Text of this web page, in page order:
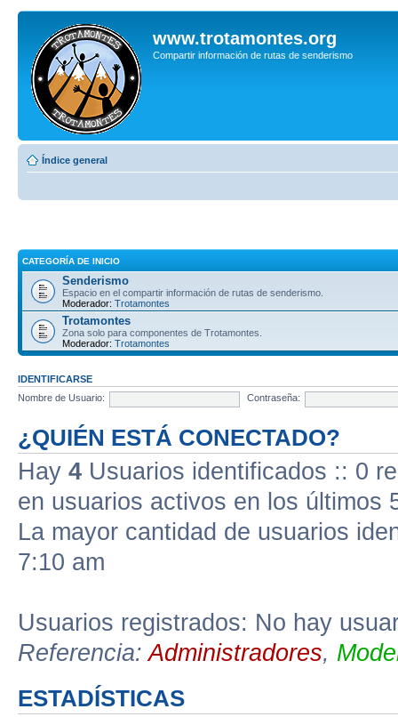
www.trotamontes.org
Compartir información de rutas de senderismo
Índice general
CATEGORÍA DE INICIO
Senderismo
Espacio en el compartir información de rutas de senderismo.
Moderador: Trotamontes
Trotamontes
Zona solo para componentes de Trotamontes.
Moderador: Trotamontes
IDENTIFICARSE
Nombre de Usuario:
Contraseña:
¿QUIÉN ESTÁ CONECTADO?
Hay 4 Usuarios identificados :: 0
en usuarios activos en los últimos
La mayor cantidad de usuarios
7:10 am
Usuarios registrados: No hay
Referencia:Administradores,
ESTADÍSTICAS